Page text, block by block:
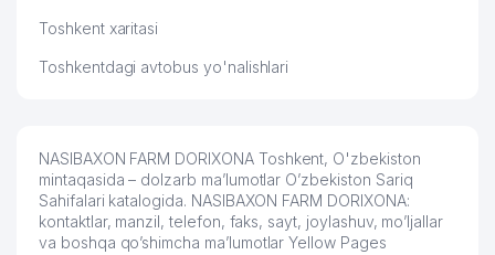
Toshkent xaritasi
Toshkentdagi avtobus yo'nalishlari
NASIBAXON FARM DORIXONA Toshkent, O'zbekiston
mintaqasida – dolzarb ma’lumotlar O’zbekiston Sariq
Sahifalari katalogida. NASIBAXON FARM DORIXONA:
kontaktlar, manzil, telefon, faks, sayt, joylashuv, mo’ljallar
va boshqa qo’shimcha ma’lumotlar Yellow Pages